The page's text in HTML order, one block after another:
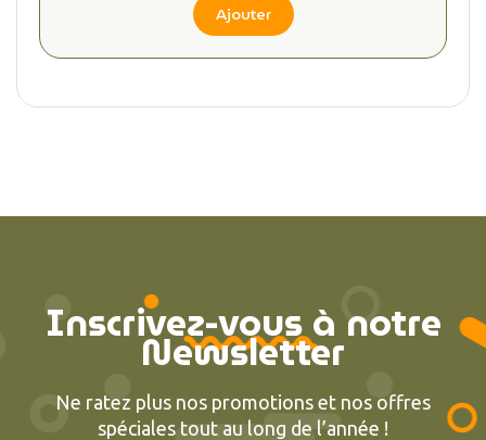
(2
Ajouter
Inscrivez-vous à notre
Newsletter
Ne ratez plus nos promotions et nos offres
spéciales tout au long de l’année !